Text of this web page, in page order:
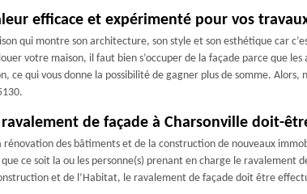
efficace et expérimenté pour vos
qui montre son architecture, son style et son esthétique car
votre maison, il faut bien s’occuper de la façade parce que
ce qui vous donne la possibilité de gagner plus de somme.
de façade à Charsonville doit-
des bâtiments et de la construction de nouveaux
que ce soit la ou les personne(s) prenant en charge le
et de l’Habitat, le ravalement de façade doit être